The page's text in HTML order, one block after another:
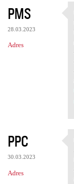
PMS
28.03.2023
Adres
PPC
30.03.2023
Adres